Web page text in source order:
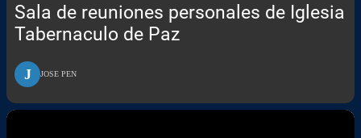
Sala de reuniones personales de Iglesia
Tabernaculo de Paz
J JOSE PEN